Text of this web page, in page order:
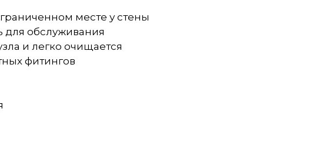
месте у стены
для обслуживания
и легко очищается
фитингов